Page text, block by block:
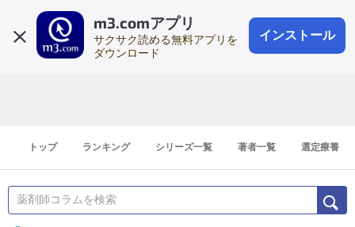
m3.comアプリ
サクサク読める無料アプリを
ダウンロード
インストール
会員登録
登録1分
トップ ランキング シリーズ一覧 著者一覧 選定療養